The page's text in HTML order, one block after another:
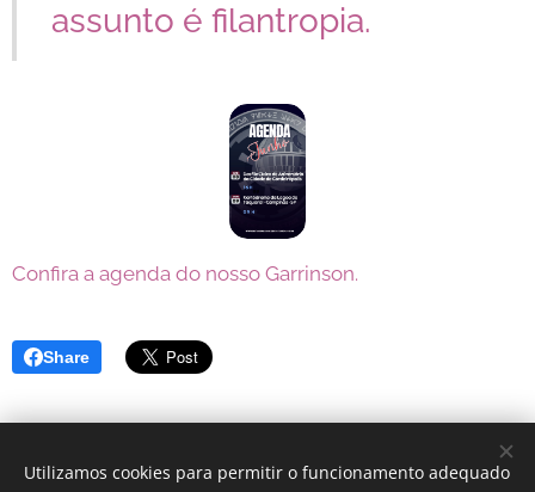
assunto é filantropia.
Confira a agenda do nosso Garrinson.
Share
Utilizamos cookies para permitir o funcionamento adequado